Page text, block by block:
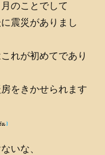
のことでして
震災がありまし
れが初めてであり
をきかせられます
いな、